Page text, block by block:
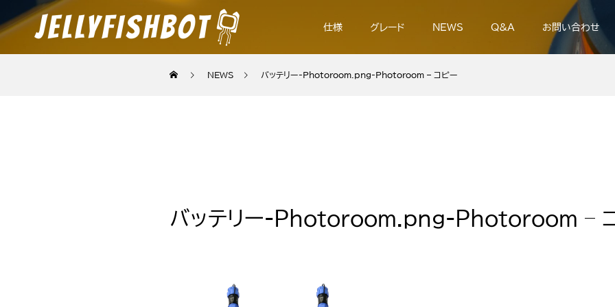
仕様 グレード NEWS Q&A お問い合わせ
NEWS バッテリー-Photoroom.png-Photoroom – コピー
バッテリー-Photoroom.png-Photoroom –